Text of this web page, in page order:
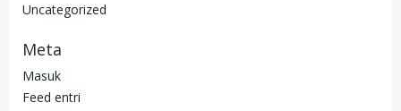
Uncategorized
Meta
Masuk
Feed entri